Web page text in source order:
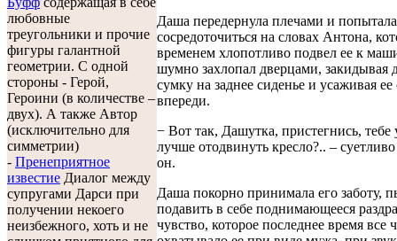
любовные
треугольники и прочие
фигуры галантной
геометрии. С одной
стороны - Герой,
Героини (в количестве –
двух). А также Автор
(исключительно для
симметрии)
- Пренеприятное
известие Диалог между
супругами Дарси при
получении некоего
неизбежного, хоть и не
Даша передернула плечами и
сосредоточиться на словах Антона,
временем хлопотливо подвел ее к
шумно захлопал дверцами, закидывая
сумку на заднее сиденье и усаживая ее
впереди.
− Вот так, Дашутка, пристегнись, тебе
лучше отодвинуть кресло?.. –
он.
Даша покорно принимала его заботу,
подавить в себе поднимающееся
чувство, которое последнее время все